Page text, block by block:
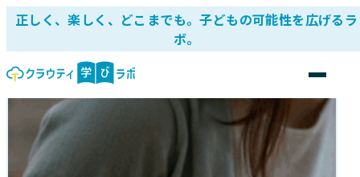
正しく、楽しく、どこまでも。子どもの可能性を広げるラ
ボ。